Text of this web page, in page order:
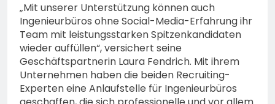
„Mit unserer Unterstützung können auch
Ingenieurbüros ohne Social-Media-Erfahrung ihr
Team mit leistungsstarken Spitzenkandidaten
wieder auffüllen“, versichert seine
Geschäftspartnerin Laura Fendrich. Mit ihrem
Unternehmen haben die beiden Recruiting-
Experten eine Anlaufstelle für Ingenieurbüros